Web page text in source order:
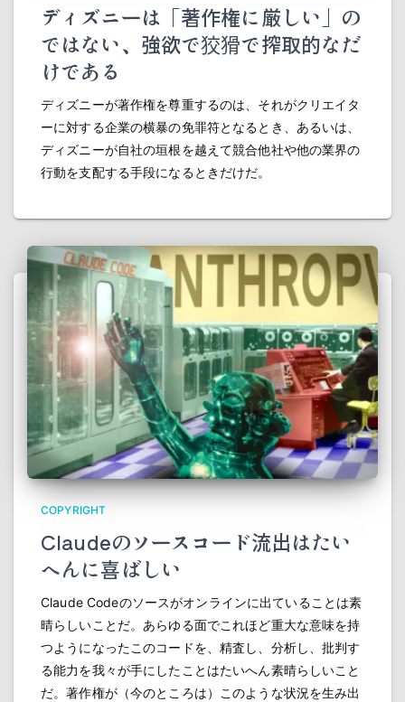
ディズニーは「著作権に厳しい」の
ではない、強欲で狡猾で搾取的なだ
けである
ディズニーが著作権を尊重するのは、それがクリエイタ
ーに対する企業の横暴の免罪符となるとき、あるいは、
ディズニーが自社の垣根を越えて競合他社や他の業界の
行動を支配する手段になるときだけだ。
COPYRIGHT
Claudeのソースコード流出はたい
へんに喜ばしい
Claude Codeのソースがオンラインに出ていることは素
晴らしいことだ。あらゆる面でこれほど重大な意味を持
つようになったこのコードを、精査し、分析し、批判す
る能力を我々が手にしたことはたいへん素晴らしいこと
だ。著作権が（今のところは）このような状況を生み出